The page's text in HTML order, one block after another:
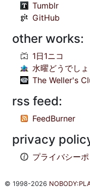
Tumblr
GitHub
other works:
1日1ニコ
水曜どうでし
The Weller's
rss feed:
FeedBurner
privacy
プライバシー
© 1998-2026